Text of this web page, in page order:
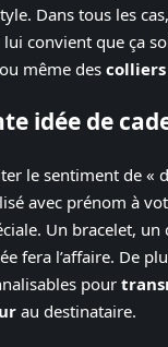
Dans tous les
convient que ça
même des
idée de
le sentiment de «
avec prénom à
Un bracelet,
fera l’affaire. De
pour
au destinataire.